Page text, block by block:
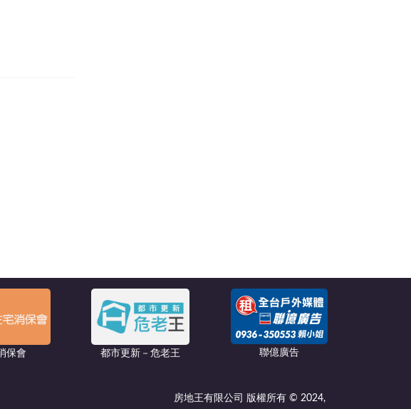
保會 都市更新－危老王 聯億廣告
房地王有限公司 版權所有 © 2024,